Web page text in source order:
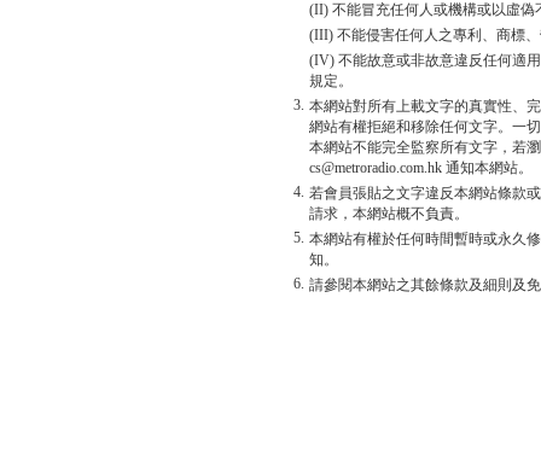
(II) 不能冒充任何人或機構或以虛
(III) 不能侵害任何人之專利、商標
(IV) 不能故意或非故意違反任何適
規定。
3. 本網站對所有上載文字的真實性、
網站有權拒絕和移除任何文字。一
本網站不能完全監察所有文字，若
cs@metroradio.com.hk 通知本網站。
4. 若會員張貼之文字違反本網站條款
請求，本網站概不負責。
5. 本網站有權於任何時間暫時或永久
知。
6. 請參閱本網站之其餘條款及細則及